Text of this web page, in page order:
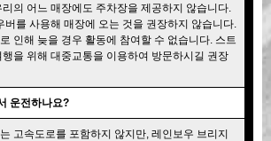
의 어느 매장에도 주차장을 제공하지 않습니다.
버를 사용해 매장에 오는 것을 권장하지 않습니다.
인해 늦을 경우 활동에 참여할 수 없습니다. 스트
을 위해 대중교통을 이용하여 방문하시길 권장
운전하나요?
고속도로를 포함하지 않지만, 레인보우 브리지